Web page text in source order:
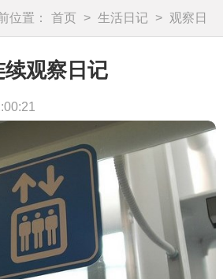
位置： 首页 > 生活日记 >
观察日
续观察日记